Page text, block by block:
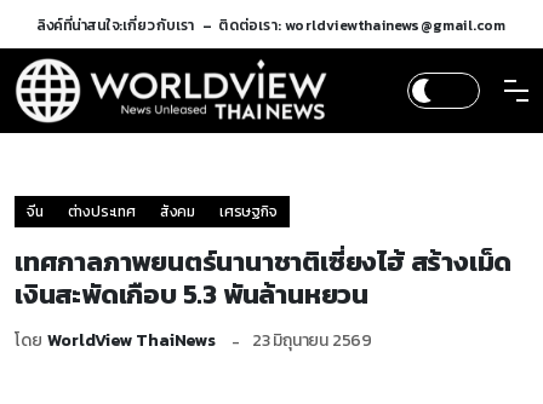
ลิงค์ที่น่าสนใจ:เกี่ยวกับเรา ติดต่อเรา: worldviewthainews@gmail.com
จีน ต่างประเทศ สังคม เศรษฐกิจ
เทศกาลภาพยนตร์นานาชาติเซี่ยงไฮ้ สร้างเม็ด
เงินสะพัดเกือบ 5.3 พันล้านหยวน
โดย WorldView ThaiNews 23 มิถุนายน 2569